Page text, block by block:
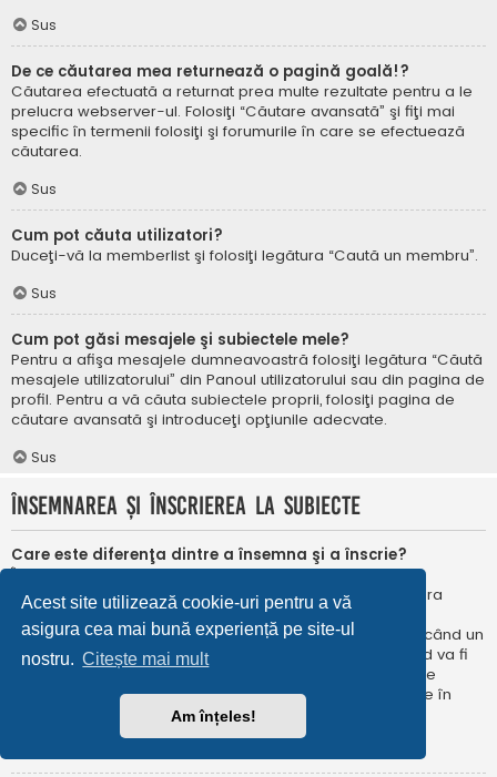
Acest site utilizează cookie-uri pentru a vă
asigura cea mai bună experiență pe site-ul
nostru. Citește mai mult
Am înțeles!
Sus
De ce căutarea mea returnează o pagină goală!?
Căutarea efectuată a returnat prea multe rezultate pentru a le
prelucra webserver-ul. Folosiţi “Căutare avansată” şi fiţi mai
specific în termenii folosiţi şi forumurile în care se efectuează
căutarea.
Sus
Cum pot căuta utilizatori?
Duceţi-vă la memberlist şi folosiţi legătura “Caută un membru”.
Sus
Cum pot găsi mesajele şi subiectele mele?
Pentru a afişa mesajele dumneavoastră folosiţi legătura “Căută
mesajele utilizatorului” din Panoul utilizatorului sau din pagina de
profil. Pentru a vă căuta subiectele proprii, folosiţi pagina de
căutare avansată şi introduceţi opţiunile adecvate.
Sus
Însemnarea şi înscrierea la subiecte
Care este diferenţa dintre a însemna şi a înscrie?
În phpBB 3.0 însemnarea era foarte asemănătoare cu
însemnarea în browser-ul web. Nu eraţi notificat când era
publicat un răspuns. În phpBB 3.1, însemnarea este
asemănătoarea înscrierii la un subiect. Puteți fi notificat când un
subiect este actualizat. Înscriindu-vă, veţi fi notificat când va fi
publicat un răspuns în subiectul sau în forum. Opțiunile de
notificare pentru însemnare și înscriere pot fi configurate în
Panoul utilizatorului, sub “Preferințe forum”.